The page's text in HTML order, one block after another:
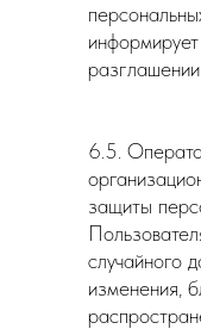
6.5.
защиты
случайного
изменения,